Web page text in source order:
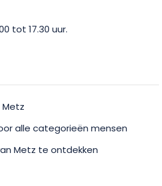
tot 17.30 uur.
Metz
alle categorieën mensen
Metz te ontdekken